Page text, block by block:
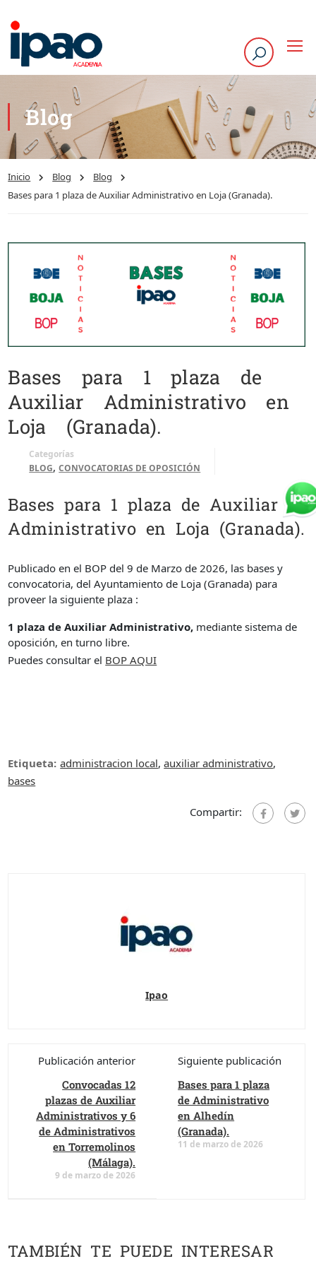
Blog
Inicio Blog
Blog
Bases para 1 plaza de Auxiliar Administrativo en Loja (Granada).
Bases para 1 plaza de
Auxiliar Administrativo en
Loja (Granada).
Categorías
BLOG,CONVOCATORIAS DE OPOSICIÓN
Bases para 1 plaza de Auxiliar
Administrativo en Loja (Granada).
Publicado en el BOP del 9 de Marzo de 2026, las bases y
convocatoria, del Ayuntamiento de Loja (Granada) para
proveer la siguiente plaza :
1 plaza de Auxiliar Administrativo, mediante sistema de
oposición, en turno libre.
Puedes consultar el BOP AQUI
Etiqueta: administracion local,auxiliar administrativo,
bases
Compartir:
Ipao
Publicación anterior
Convocadas 12
plazas de Auxiliar
Administrativos y 6
de Administrativos
en Torremolinos
(Málaga).
9 de marzo de 2026
Siguiente publicación
Bases para 1 plaza
de Administrativo
en Alhedín
(Granada).
11 de marzo de 2026
TAMBIÉN TE PUEDE INTERESAR